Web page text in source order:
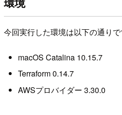
今回実行した環境は以下の通りで
macOS Catalina 10.15.7
Terraform 0.14.7
AWSプロバイダー 3.30.0